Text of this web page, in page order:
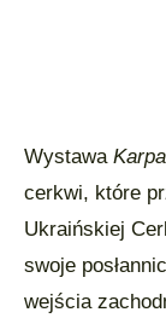
Wystawa
cerkwi, które
Ukraińskiej
swoje
wejścia